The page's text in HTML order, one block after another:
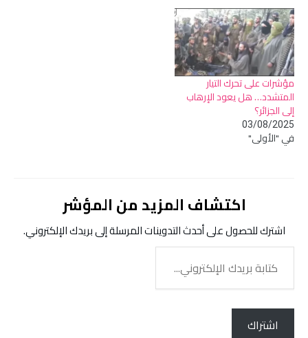
مؤشرات على تحرك التيار
المتشدد… هل يعود الإرهاب
إلى الجزائر؟
03/08/2025
في "الأولى"
اكتشاف المزيد من المؤشر
اشترك للحصول على أحدث التدوينات المرسلة إلى بريدك الإلكتروني.
بريدك
الإلكتروني...
اشتراك